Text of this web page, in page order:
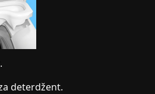
deterdžent.